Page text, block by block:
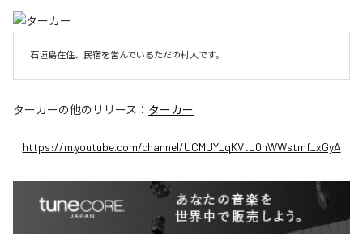
石垣島在住、民宿を営んでいるただの村人です。
ターカーの他のリリース： ターカー
https://m.youtube.com/channel/UCMUY_qKVtL0nWWstmf_xGyA